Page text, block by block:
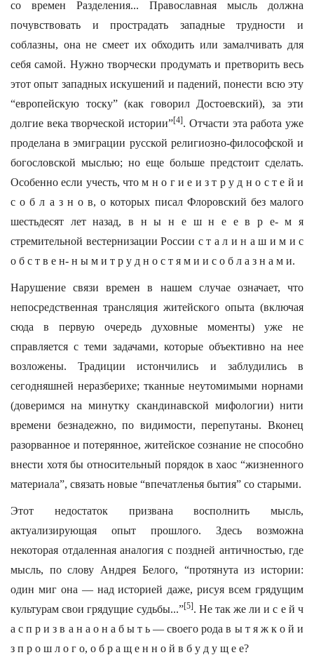
со времен Разделения... Православная мысль должна
почувствовать и прострадать западные трудности и
соблазны, она не смеет их обходить или замалчивать для
себя самой. Нужно творчески продумать и претворить весь
этот опыт западных искушений и падений, понести всю эту
“европейскую тоску” (как говорил Достоевский), за эти
долгие века творческой истории”[4]. Отчасти эта работа уже
проделана в эмиграции русской религиозно-философской и
богословской мыслью; но еще больше предстоит сделать.
Особенно если учесть, что м н о г и е и з т р у д н о с т е й и
с о б л а з н о в, о которых писал Флоровский без малого
шестьдесят лет назад, в н ы н е ш н е е в р е- м я
стремительной вестернизации России с т а л и н а ш и м и с
о б с т в е н- н ы м и т р у д н о с т я м и и с о б л а з н а м и.
Нарушение связи времен в нашем случае означает, что
непосредственная трансляция житейского опыта (включая
сюда в первую очередь духовные моменты) уже не
справляется с теми задачами, которые объективно на нее
возложены. Традиции истончились и заблудились в
сегодняшней неразберихе; тканные неутомимыми норнами
(доверимся на минутку скандинавской мифологии) нити
времени безнадежно, по видимости, перепутаны. Вконец
разорванное и потерянное, житейское сознание не способно
внести хотя бы относительный порядок в хаос “жизненного
материала”, связать новые “впечатленья бытия” со старыми.
Этот недостаток призвана восполнить мысль,
актуализирующая опыт прошлого. Здесь возможна
некоторая отдаленная аналогия с поздней античностью, где
мысль, по слову Андрея Белого, “протянута из истории:
один миг она — над историей даже, рисуя всем грядущим
культурам свои грядущие судьбы...”[5]. Не так же ли и с е й ч
а с п р и з в а н а о н а б ы т ь — своего рода в ы т я ж к о й и
з п р о ш л о г о, о б р а щ е н н о й в б у д у щ е е?